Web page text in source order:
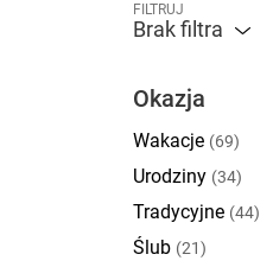
FILTRUJ
Brak filtra
Okazja
Wakacje (69)
Urodziny (34)
Tradycyjne (44)
Ślub (21)